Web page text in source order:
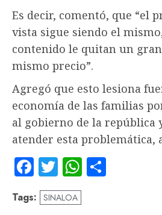
Es decir, comentó, que “el
vista sigue siendo el
contenido le quitan un
mismo precio”.
Agregó que esto lesiona
economía de las familias
al gobierno de la república
atender esta problemática,
Facebook
TwitterWhatsApp
Tags: SINALOA